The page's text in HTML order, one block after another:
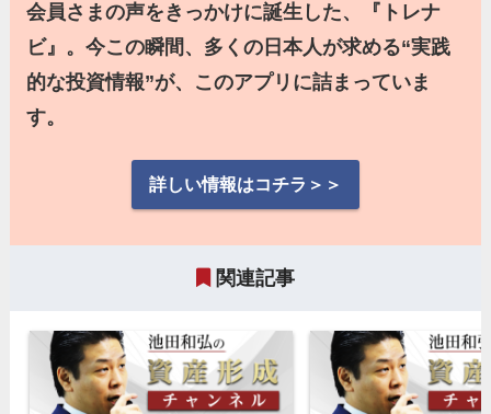
会員さまの声をきっかけに誕生した、『トレナ
ビ』。今この瞬間、多くの日本人が求める“実践
的な投資情報”が、このアプリに詰まっていま
す。
詳しい情報はコチラ＞＞
関連記事